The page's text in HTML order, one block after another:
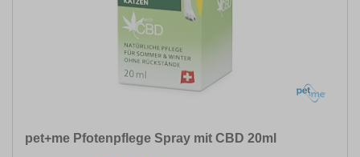
pet+me Pfotenpflege Spray mit CBD 20ml